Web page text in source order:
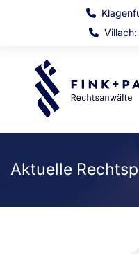

 Villach:
Aktuelle